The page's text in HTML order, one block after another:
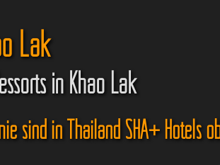
Lak
in Khao Lak
sind in Thailand SHA+ Hotels